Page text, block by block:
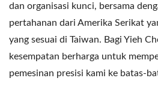
dan organisasi kunci, bersama
pertahanan dari Amerika Serikat
yang sesuai di Taiwan. Bagi Yieh
kesempatan berharga untuk
pemesinan presisi kami ke batas-